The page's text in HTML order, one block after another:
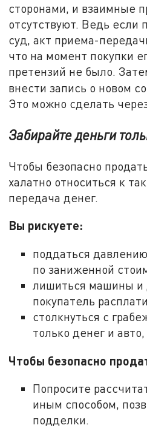
сторонами, и взаимные
отсутствуют. Ведь если
суд, акт приема-
что на момент покупки
претензий не было.
внести запись о новом
Это можно сделать
Забирайте деньги
Чтобы безопасно
халатно относиться к
передача денег.
Вы рискуете:
поддаться
по заниженной
лишиться машины и
покупатель
столкнуться с
только денег и
Чтобы безопасно
Попросите
иным способом,
подделки.